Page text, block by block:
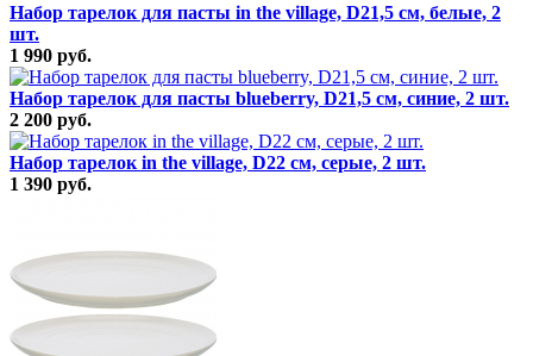
Набор тарелок для пасты in the village, D21,5 см, белые, 2
шт.
1 990 руб.
Набор тарелок для пасты blueberry, D21,5 см, синие, 2 шт.
2 200 руб.
Набор тарелок in the village, D22 см, серые, 2 шт.
1 390 руб.